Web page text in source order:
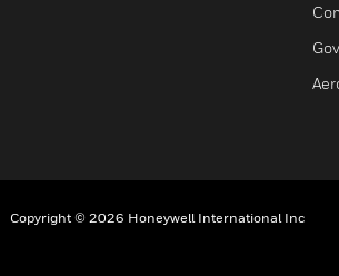
Copyright © 2026 Honeywell International Inc